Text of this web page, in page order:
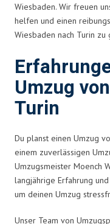
Wiesbaden. Wir freuen
helfen und einen
Wiesbaden nach Turin zu
Umzug
Turin
Du planst einen Umzug
einem zuverlässigen
Umzugsmeister Moench
langjährige Erfahrung
um deinen Umzug
Unser Team von